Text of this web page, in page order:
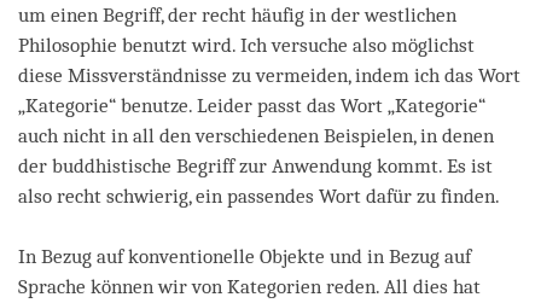
um einen Begriff, der recht häufig in der westlichen
Philosophie benutzt wird. Ich versuche also möglichst
diese Missverständnisse zu vermeiden, indem ich das Wort
„Kategorie“ benutze. Leider passt das Wort „Kategorie“
auch nicht in all den verschiedenen Beispielen, in denen
der buddhistische Begriff zur Anwendung kommt. Es ist
also recht schwierig, ein passendes Wort dafür zu finden.
In Bezug auf konventionelle Objekte und in Bezug auf
Sprache können wir von Kategorien reden. All dies hat